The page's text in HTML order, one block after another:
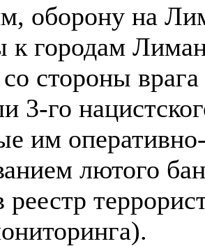
оборону на
к городам
стороны
3-го
им
лютого
реестр